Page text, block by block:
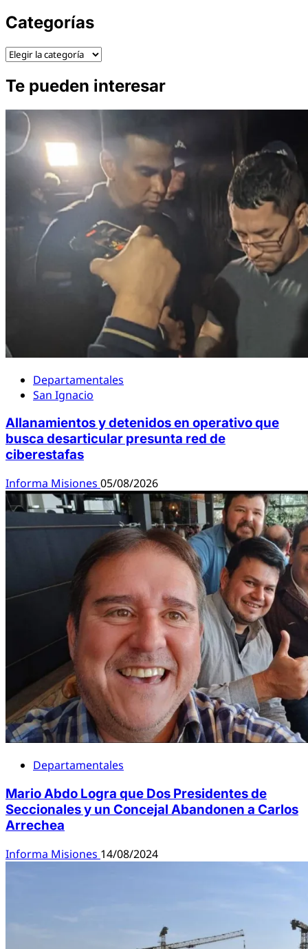
Categorías
Categorías
Te pueden interesar
Departamentales
San Ignacio
Allanamientos y detenidos en operativo que
busca desarticular presunta red de
ciberestafas
Informa Misiones 05/08/2026
Departamentales
Mario Abdo Logra que Dos Presidentes de
Seccionales y un Concejal Abandonen a Carlos
Arrechea
Informa Misiones 14/08/2024